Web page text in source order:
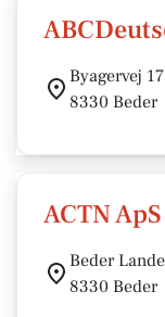
Byagervej
8330 Beder
ACTN ApS
Beder
8330 Beder